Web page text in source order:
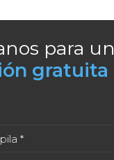
para
gratuita